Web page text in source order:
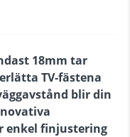
18mm tar
TV-fästena
blir din
enkel finjustering